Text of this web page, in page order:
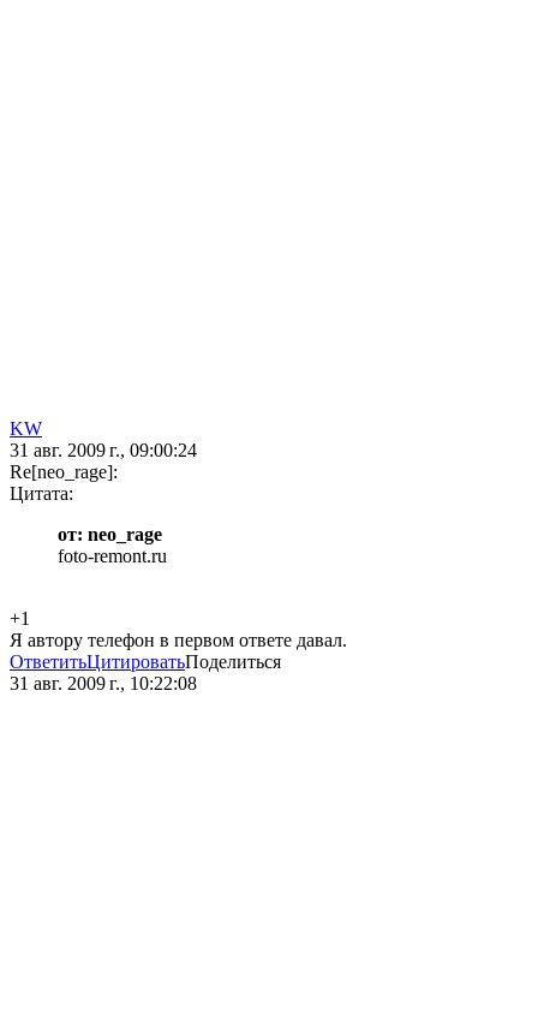
KW
31 авг. 2009 г., 09:00:24
Re[neo_rage]:
Цитата:
от: neo_rage
foto-remont.ru
+1
Я автору телефон в первом ответе давал.
ОтветитьЦитироватьПоделиться
31 авг. 2009 г., 10:22:08